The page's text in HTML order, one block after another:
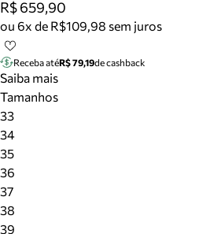
R$ 659,90
ou 6x de R$109,98 sem juros
Receba atéR$ 79,19de cashback
Saiba mais
Tamanhos
33
34
35
36
37
38
39